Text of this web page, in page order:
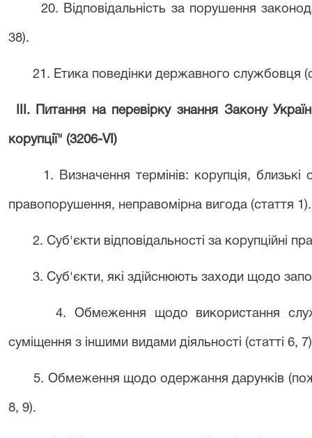
20. Відповідальність за порушення
38).
21. Етика поведінки державного службовця
III. Питання на перевірку знання Закону
корупції" (3206-VI )
1. Визначення термінів: корупція, близькі
правопорушення, неправомірна вигода (стаття 1).
2. Суб'єкти відповідальності за корупційні
3. Суб'єкти, які здійснюють заходи щодо
4. Обмеження щодо використання
суміщення з іншими видами діяльності (статті 6,
5. Обмеження щодо одержання дарунків
8, 9).